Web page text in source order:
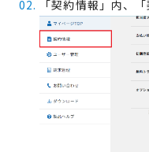
「契約情報」内、